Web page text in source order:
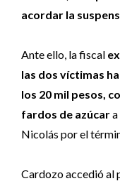
acordar la
Ante ello, la fiscal
las dos víctimas
los 20 mil pesos,
fardos de azúcar
Nicolás por el
Cardozo accedió al